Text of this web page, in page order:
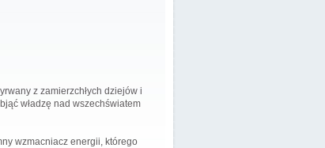
z zamierzchłych dziejów i
władzę nad wszechświatem
wzmacniacz energii, którego